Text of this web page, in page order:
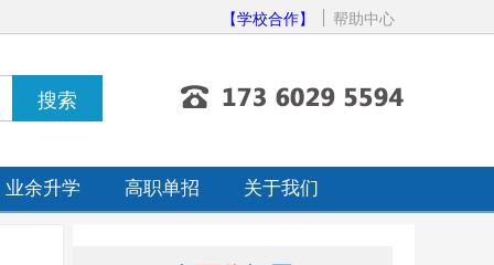
【学校合作】 帮助中心
业余升学 高职单招 关于我们